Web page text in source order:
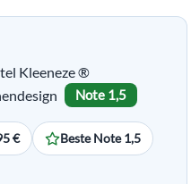
Kleeneze ®
Note 1,5
€ Beste Note 1,5